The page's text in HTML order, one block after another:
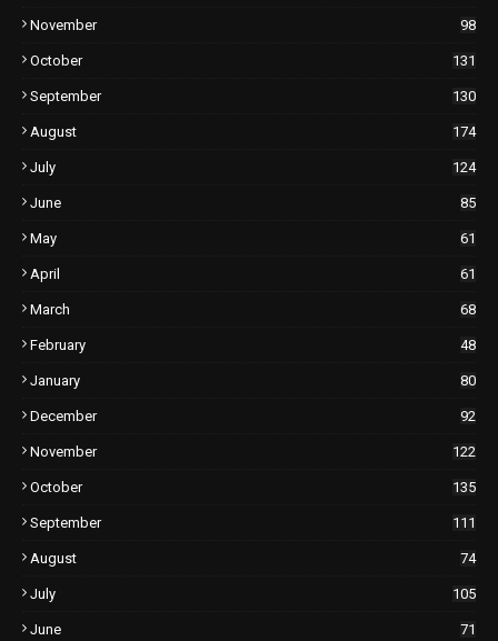
November 98
October 131
September 130
August 174
July 124
June 85
May 61
April 61
March 68
February 48
January 80
December 92
November 122
October 135
September 111
August 74
July 105
June 71